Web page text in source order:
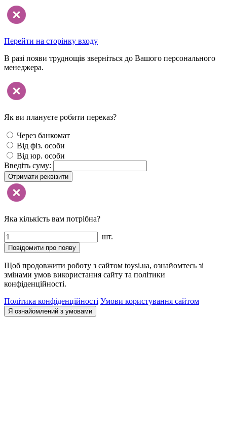
Перейти на сторінку входу
В разі появи труднощів зверніться до Вашого персонального
менеджера.
Як ви плануєте робити переказ?
Через банкомат
Від фіз. особи
Від юр. особи
Введіть суму:
Отримати реквізити
Яка кількість вам потрібна?
шт.
Повідомити про появу
Щоб продовжити роботу з сайтом toysi.ua, ознайомтесь зі
змінами умов використання сайту та політики
конфіденційності.
Політика конфіденційності Умови користування сайтом
Я ознайомлений з умовами